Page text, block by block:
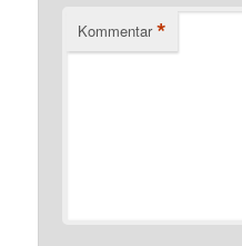
Kommentar *